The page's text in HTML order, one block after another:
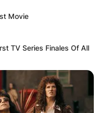
Movie
TV Series Finales Of All